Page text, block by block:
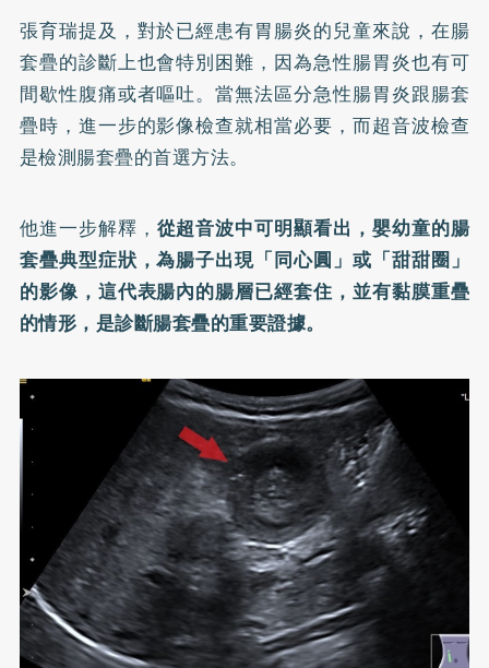
張育瑞提及，對於已經患有胃腸炎的兒童來說，在腸
套疊的診斷上也會特別困難，因為急性腸胃炎也有可
間歇性腹痛或者嘔吐。當無法區分急性腸胃炎跟腸套
疊時，進一步的影像檢查就相當必要，而超音波檢查
是檢測腸套疊的首選方法。
他進一步解釋， 從超音波中可明顯看出，嬰幼童的腸
套疊典型症狀，為腸子出現「同心圓」或「甜甜圈」
的影像，這代表腸內的腸層已經套住，並有黏膜重疊
的情形，是診斷腸套疊的重要證據。